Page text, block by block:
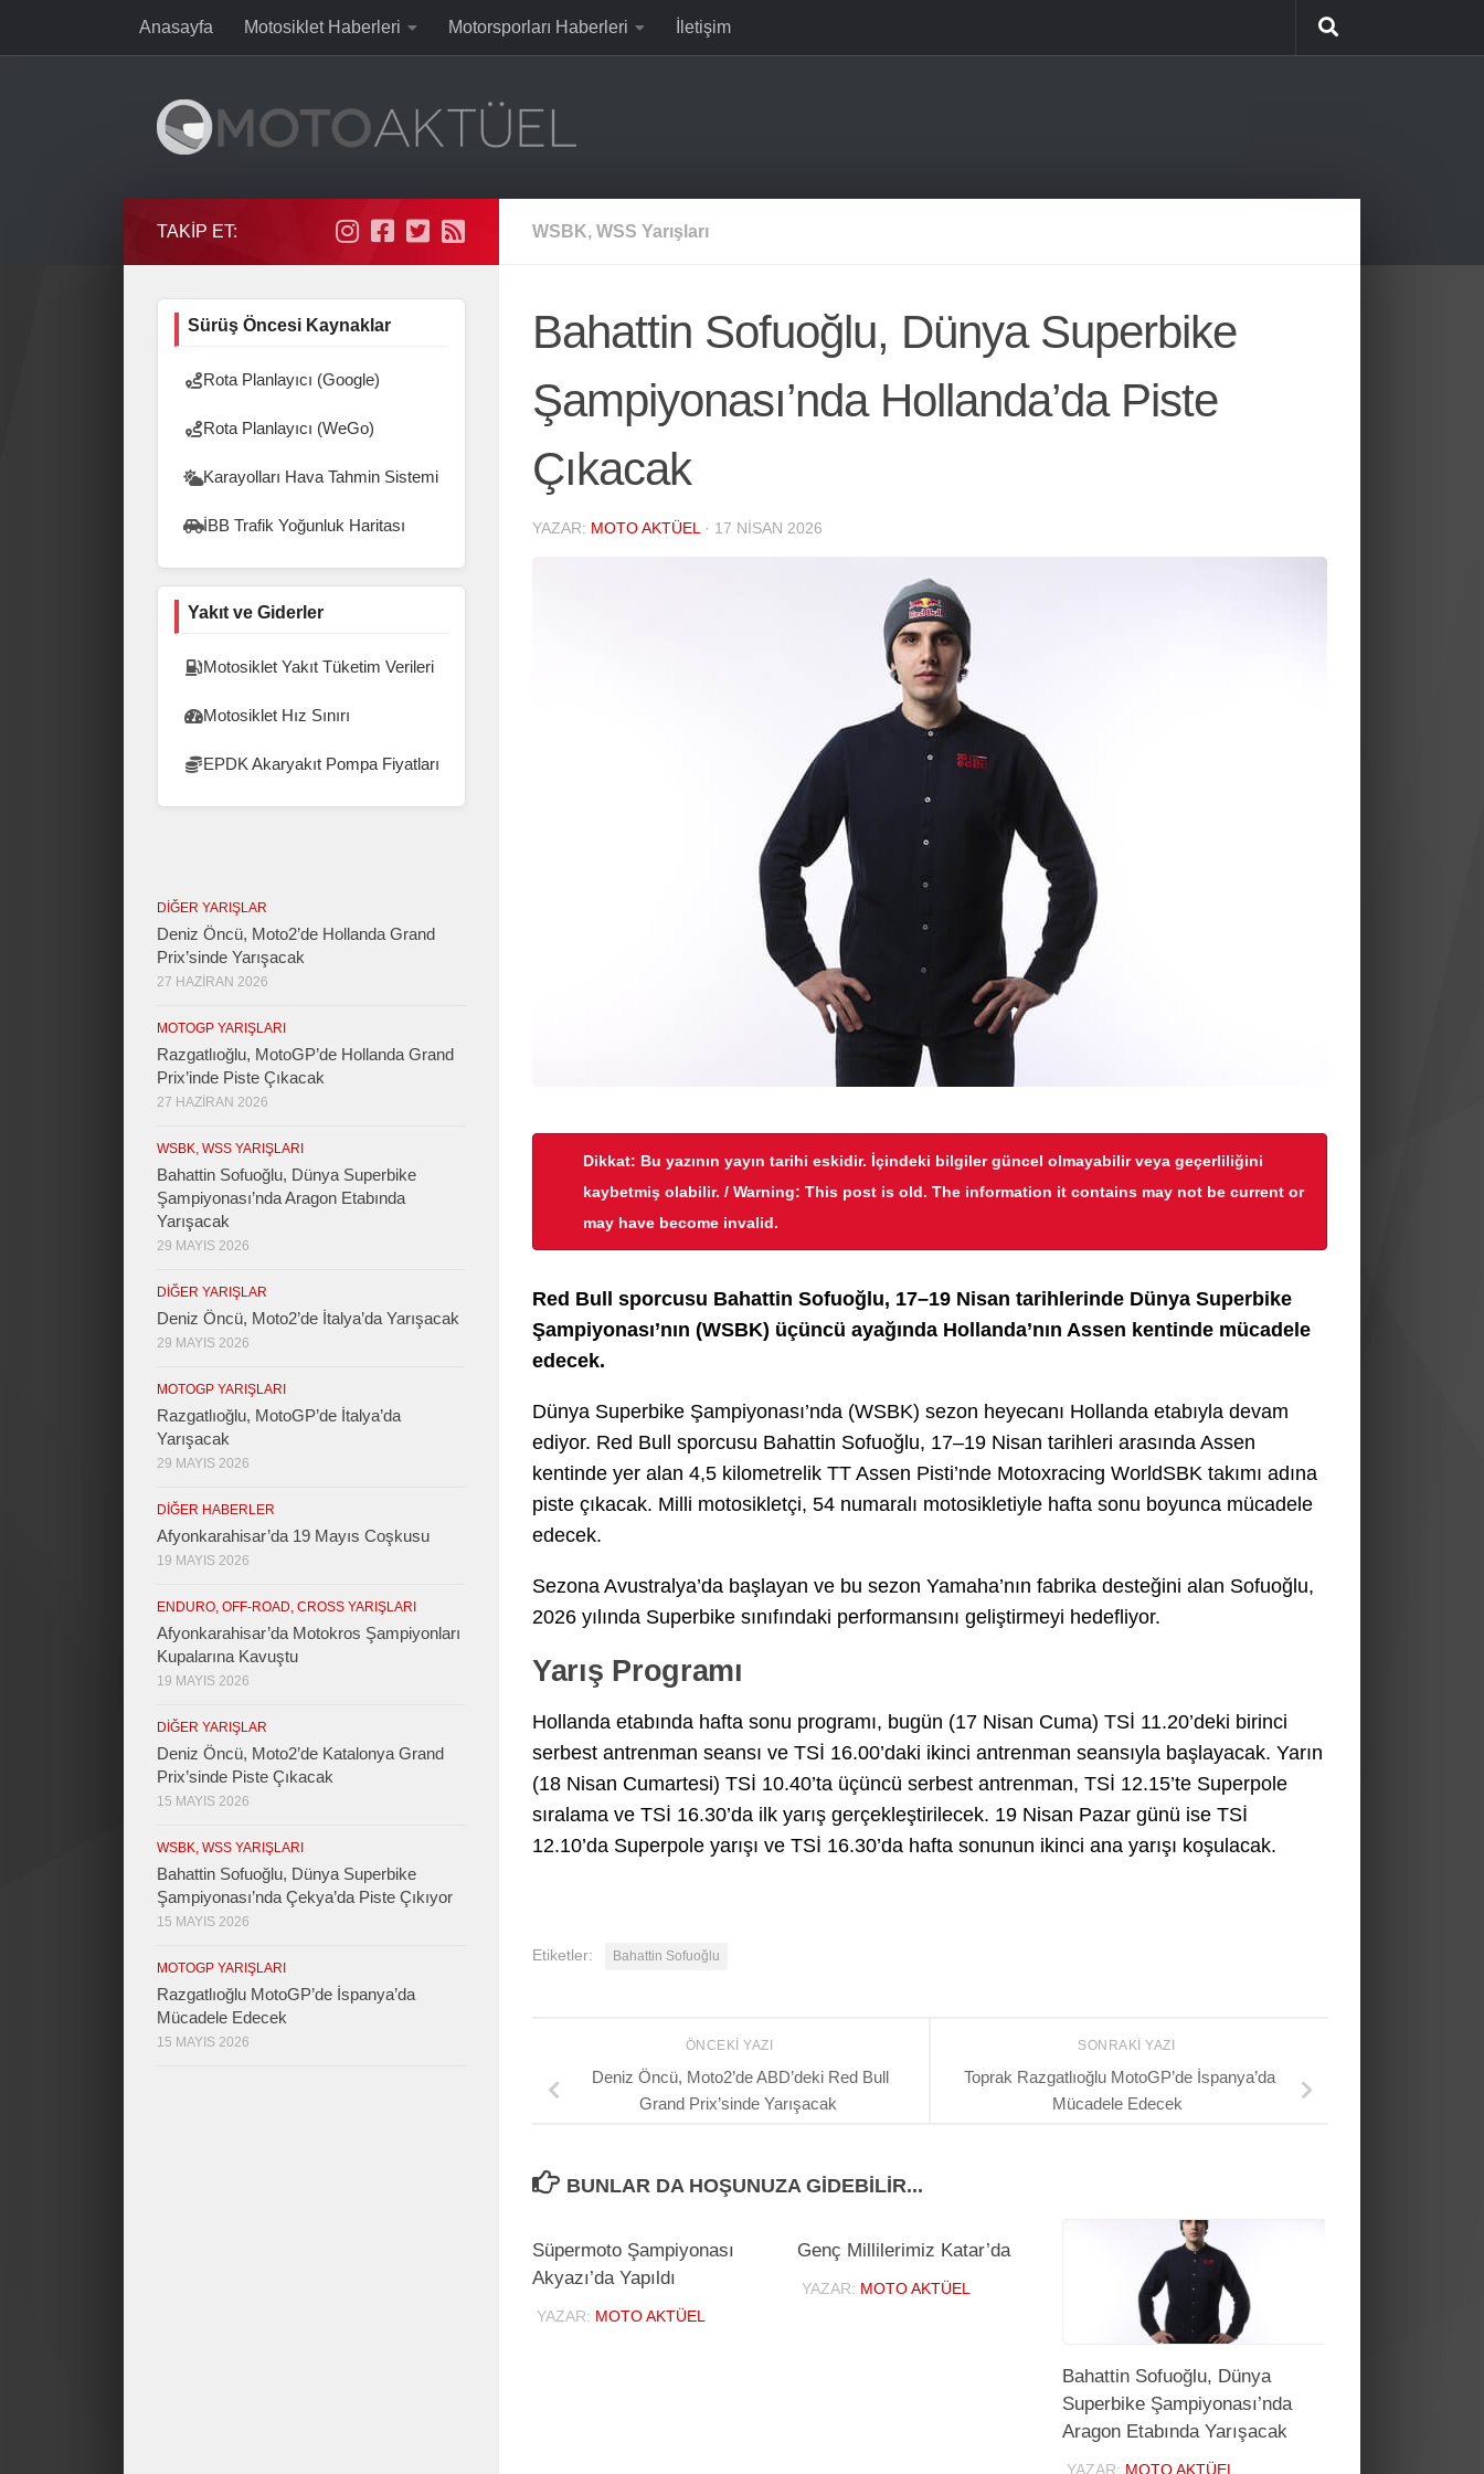
Skip to contentAnasayfa Motosiklet Haberleri Motorsporları Haberleri İletişim
WSBK, WSS Yarışları
Bahattin Sofuoğlu, Dünya Superbike
Şampiyonası’nda Hollanda’da Piste
Çıkacak
YAZAR: MOTO AKTÜEL · 17 NISAN 2026
Dikkat: Bu yazının yayın tarihi eskidir. İçindeki bilgiler güncel olmayabilir veya geçerliliğini
kaybetmiş olabilir. / Warning: This post is old. The information it contains may not be current or
may have become invalid.
Red Bull sporcusu Bahattin Sofuoğlu, 17–19 Nisan tarihlerinde Dünya Superbike
Şampiyonası’nın (WSBK) üçüncü ayağında Hollanda’nın Assen kentinde mücadele
edecek.
Dünya Superbike Şampiyonası’nda (WSBK) sezon heyecanı Hollanda etabıyla devam
ediyor. Red Bull sporcusu Bahattin Sofuoğlu, 17–19 Nisan tarihleri arasında Assen
kentinde yer alan 4,5 kilometrelik TT Assen Pisti’nde Motoxracing WorldSBK takımı adına
piste çıkacak. Milli motosikletçi, 54 numaralı motosikletiyle hafta sonu boyunca mücadele
edecek.
Sezona Avustralya’da başlayan ve bu sezon Yamaha’nın fabrika desteğini alan Sofuoğlu,
2026 yılında Superbike sınıfındaki performansını geliştirmeyi hedefliyor.
Yarış Programı
Hollanda etabında hafta sonu programı, bugün (17 Nisan Cuma) TSİ 11.20’deki birinci
serbest antrenman seansı ve TSİ 16.00’daki ikinci antrenman seansıyla başlayacak. Yarın
(18 Nisan Cumartesi) TSİ 10.40’ta üçüncü serbest antrenman, TSİ 12.15’te Superpole
sıralama ve TSİ 16.30’da ilk yarış gerçekleştirilecek. 19 Nisan Pazar günü ise TSİ
12.10’da Superpole yarışı ve TSİ 16.30’da hafta sonunun ikinci ana yarışı koşulacak.
Etiketler: Bahattin Sofuoğlu
SONRAKI YAZI
Toprak Razgatlıoğlu MotoGP’de İspanya’da
Mücadele Edecek
ÖNCEKI YAZI
Deniz Öncü, Moto2’de ABD’deki Red Bull
Grand Prix’sinde Yarışacak
BUNLAR DA HOŞUNUZA GIDEBILIR...
Süpermoto Şampiyonası
Akyazı’da Yapıldı
YAZAR: MOTO AKTÜEL
Genç Millilerimiz Katar’da
YAZAR: MOTO AKTÜEL
Bahattin Sofuoğlu, Dünya
Superbike Şampiyonası’nda
Aragon Etabında Yarışacak
YAZAR: MOTO AKTÜEL
TAKIP ET:
Sürüş Öncesi Kaynaklar
Rota Planlayıcı (Google)
Rota Planlayıcı (WeGo)
Karayolları Hava Tahmin Sistemi
İBB Trafik Yoğunluk Haritası
Yakıt ve Giderler
Motosiklet Yakıt Tüketim Verileri
Motosiklet Hız Sınırı
EPDK Akaryakıt Pompa Fiyatları
DIĞER YARIŞLAR
Deniz Öncü, Moto2’de Hollanda Grand
Prix’sinde Yarışacak
27 HAZIRAN 2026
MOTOGP YARIŞLARI
Razgatlıoğlu, MotoGP’de Hollanda Grand
Prix’inde Piste Çıkacak
27 HAZIRAN 2026
WSBK, WSS YARIŞLARI
Bahattin Sofuoğlu, Dünya Superbike
Şampiyonası’nda Aragon Etabında
Yarışacak
29 MAYIS 2026
DIĞER YARIŞLAR
Deniz Öncü, Moto2’de İtalya’da Yarışacak
29 MAYIS 2026
MOTOGP YARIŞLARI
Razgatlıoğlu, MotoGP’de İtalya’da
Yarışacak
29 MAYIS 2026
DIĞER HABERLER
Afyonkarahisar’da 19 Mayıs Coşkusu
19 MAYIS 2026
ENDURO, OFF-ROAD, CROSS YARIŞLARI
Afyonkarahisar’da Motokros Şampiyonları
Kupalarına Kavuştu
19 MAYIS 2026
DIĞER YARIŞLAR
Deniz Öncü, Moto2’de Katalonya Grand
Prix’sinde Piste Çıkacak
15 MAYIS 2026
WSBK, WSS YARIŞLARI
Bahattin Sofuoğlu, Dünya Superbike
Şampiyonası’nda Çekya’da Piste Çıkıyor
15 MAYIS 2026
MOTOGP YARIŞLARI
Razgatlıoğlu MotoGP’de İspanya’da
Mücadele Edecek
15 MAYIS 2026